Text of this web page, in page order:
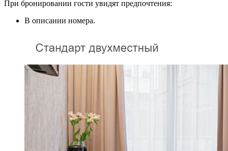
При бронировании гости увидят предпочтения:
В описании номера.